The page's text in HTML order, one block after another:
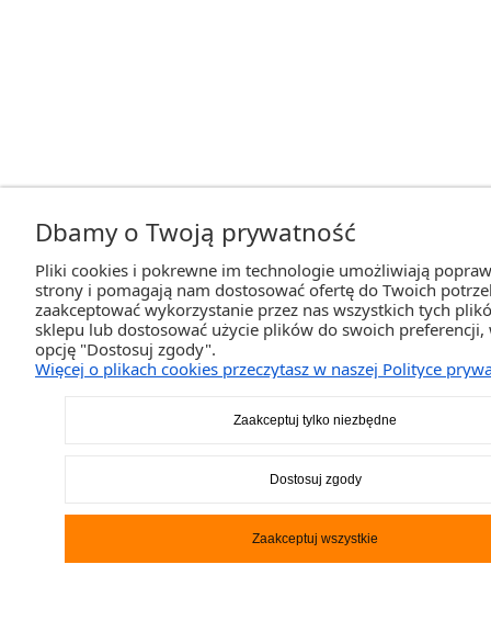
Dbamy o Twoją prywatność
Pliki cookies i pokrewne im technologie umożliwiają
strony i pomagają nam dostosować ofertę do Twoich
zaakceptować wykorzystanie przez nas wszystkich tych
sklepu lub dostosować użycie plików do swoich preferencji,
opcję "Dostosuj zgody".
Więcej o plikach cookies przeczytasz w naszej Polityce
Zaakceptuj tylko niezbędne
Dostosuj zgody
Zaakceptuj wszystkie